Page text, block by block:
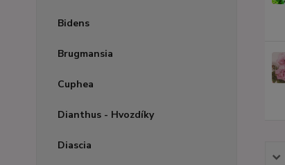
Bidens
Brugmansia
Cuphea
Dianthus - Hvozdíky
Diascia